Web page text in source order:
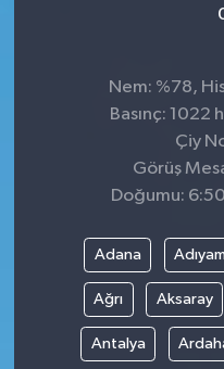
Nem: %78,
Basınç: 1022
Çiy
Görüş
Doğumu:
Adana
Ağrı Aksaray
Antalya